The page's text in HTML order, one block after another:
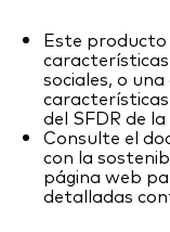
Este
sociales, o
del SFDR de la
Consulte el
con la
página web
detalladas